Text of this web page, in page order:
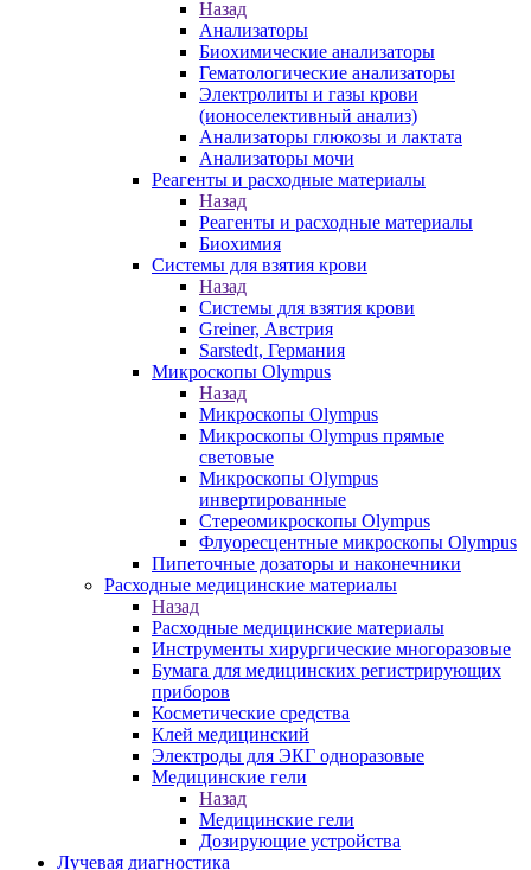
Назад
Анализаторы
Биохимические анализаторы
Гематологические анализаторы
Электролиты и газы крови
(ионоселективный анализ)
Анализаторы глюкозы и лактата
Анализаторы мочи
Реагенты и расходные материалы
Назад
Реагенты и расходные материалы
Биохимия
Системы для взятия крови
Назад
Системы для взятия крови
Greiner, Австрия
Sarstedt, Германия
Микроскопы Olympus
Назад
Микроскопы Olympus
Микроскопы Olympus прямые
световые
Микроскопы Olympus
инвертированные
Стереомикроскопы Olympus
Флуоресцентные микроскопы Olympus
Пипеточные дозаторы и наконечники
Расходные медицинские материалы
Назад
Расходные медицинские материалы
Инструменты хирургические многоразовые
Бумага для медицинских регистрирующих
приборов
Косметические средства
Клей медицинский
Электроды для ЭКГ одноразовые
Медицинские гели
Назад
Медицинские гели
Дозирующие устройства
Лучевая диагностика